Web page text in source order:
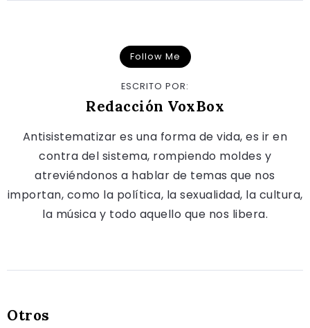
Follow Me
ESCRITO POR:
Redacción VoxBox
Antisistematizar es una forma de vida, es ir en
contra del sistema, rompiendo moldes y
atreviéndonos a hablar de temas que nos
importan, como la política, la sexualidad, la cultura,
la música y todo aquello que nos libera.
Otros